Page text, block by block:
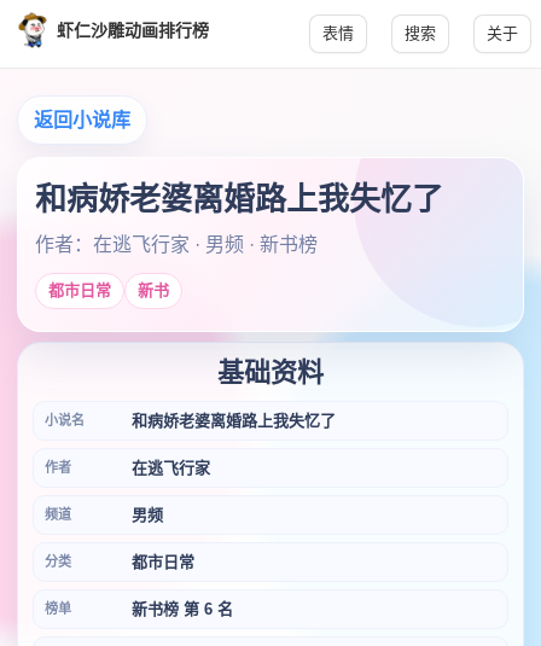
虾仁沙雕动画排行榜 表情 搜索 关于
返回小说库
和病娇老婆离婚路上我失忆了
作者：在逃飞行家 · 男频 · 新书榜
都市日常 新书
基础资料
小说名 和病娇老婆离婚路上我失忆了
作者 在逃飞行家
频道 男频
分类 都市日常
榜单 新书榜 第 6 名